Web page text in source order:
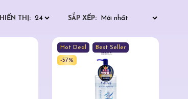
HIỂN THỊ: SẮP XẾP:
Hot Deal Best Seller
-57%